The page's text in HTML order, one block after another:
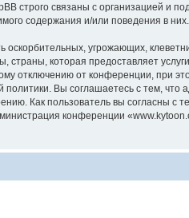
строго связаны с организацией и
содержания и/или поведения в
оскорбительных, угрожающих,
страны, которая предоставляет
отключению от конференции, при
политики. Вы соглашаетесь с тем,
Как пользователь вы согласны
конференции